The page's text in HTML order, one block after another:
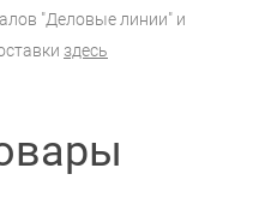
"Деловые линии" и
здесь